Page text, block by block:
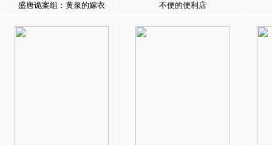
盛唐诡案组：黄泉的嫁衣 不便的便利店